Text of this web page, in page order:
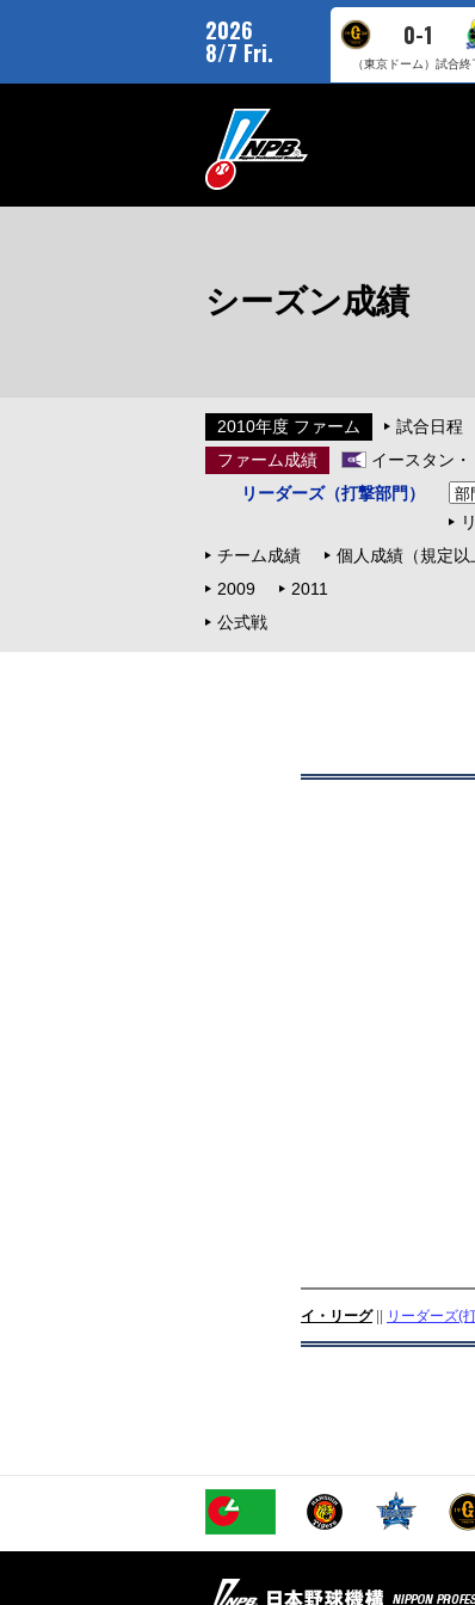
2026
8/7 Fri.
0-1
（東京ドーム） 試合終
シーズン成績
2010年度 ファーム 試合日程
ファーム成績
イースタン
リーダーズ（打撃部門）
チーム成績
個人成績（規定以
2009
2011
公式戦
イ・リーグ|| リーダーズ(